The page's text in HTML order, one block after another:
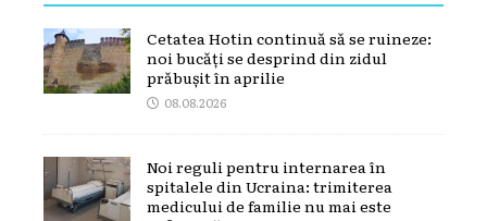
Cetatea Hotin continuă să se ruineze:
noi bucăți se desprind din zidul
prăbușit în aprilie
08.08.2026
Noi reguli pentru internarea în
spitalele din Ucraina: trimiterea
medicului de familie nu mai este